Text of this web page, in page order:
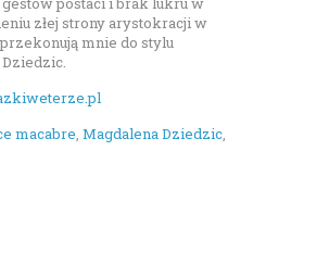
złej strony arystokracji w
przekonują mnie do stylu
macabre, Magdalena Dziedzic,